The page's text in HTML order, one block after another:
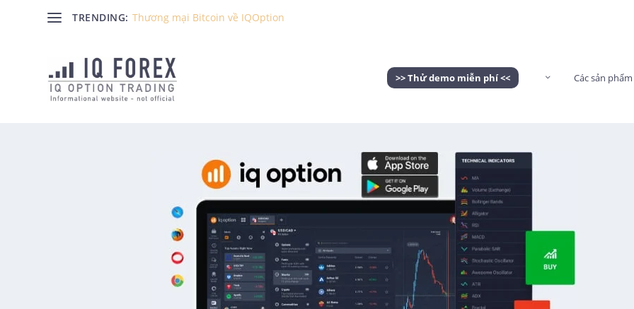
TRENDING: Thương mại Bitcoin về IQOption
>> Thử demo miễn phí << Các sản phẩm